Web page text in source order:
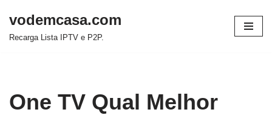
Pular
vodemcasa.com
Recarga Lista IPTV e P2P.
One TV Qual Melhor